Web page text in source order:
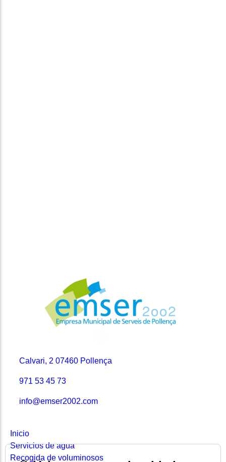
Calvari, 2 07460 Pollença
971 53 45 73
info@emser2002.com
Inicio
Servicios de agua
Recogida de voluminosos